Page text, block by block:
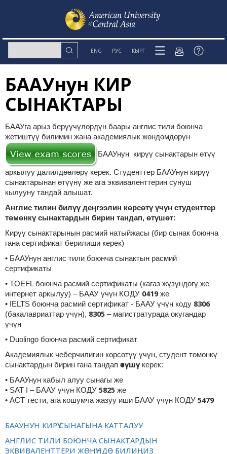
ENG РУС КЫРГ
БААУнун КИРҮҮ
СЫНАКТАРЫ
БААУга арыз берүүчүлөрдүн баары англис тили боюнча
жетиштүү билимин жана академиялык жөндөмдөрүн
БААУнун кирүү сынактарын өтүү
аркылуу далилдөөлөрү керек. Студенттер БААУнун кирүү
сынактарынан өтүүнү же ага эквиваленттерин сунуш
кылууну тандай алышат.
Англис тилин билүү деңгээлин көрсөтү үчүн студенттер
төмөнкү сынактардын бирин тандап, өтүшөт:
Кирүү сынактарынын расмий натыйжасы (бир сынак боюнча
гана сертификат берилиши керек)
• БААУнун англис тили боюнча сынактын расмий
сертификаты
• TOEFL боюнча расмий сертификаты (кагаз жүзүндөгү же
интернет аркылуу) – БААУ үчүн КОДУ 0419же
• IELTS боюнча расмий сертификат - БААУ үчүн коду 8306
(бакалавриаттар үчүн), 8305 – магистратурада окугандар
үчүн
• Duolingo боюнча расмий сертификат
Академиялык чеберчилигин көрсөтүү үчүн, студент төмөнкү
сынактардын бирин гана тандап өтүшүкерек:
• БААУнун кабыл алуу сынагы же
• SAT I – БААУ үчүн КОДУ 5825 же
• ACT тести, ага кошумча жазуу иши БААУ үчүн КОДУ 5479
БААУНУН КИРҮҮ СЫНАГЫНА КАТТАЛУУ
АНГЛИС ТИЛИ БОЮНЧА СЫНАКТАРДЫН
ЭКВИВАЛЕНТТЕРИ ЖӨНҮНДӨ БИЛИҢИЗ